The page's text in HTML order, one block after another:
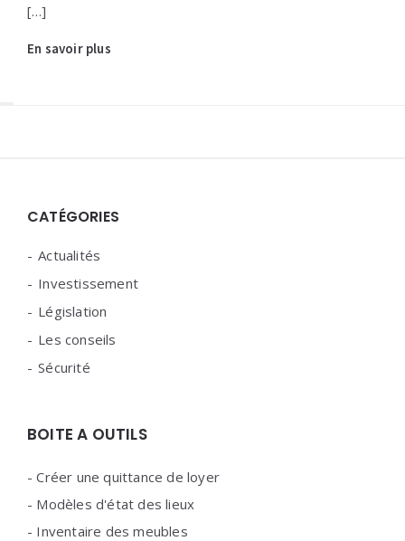
[…]
En savoir plus
CATÉGORIES
Actualités
Investissement
Législation
Les conseils
Sécurité
BOITE A OUTILS
-Créer une quittance de loyer
- Modèles d'état des lieux
- Inventaire des meubles